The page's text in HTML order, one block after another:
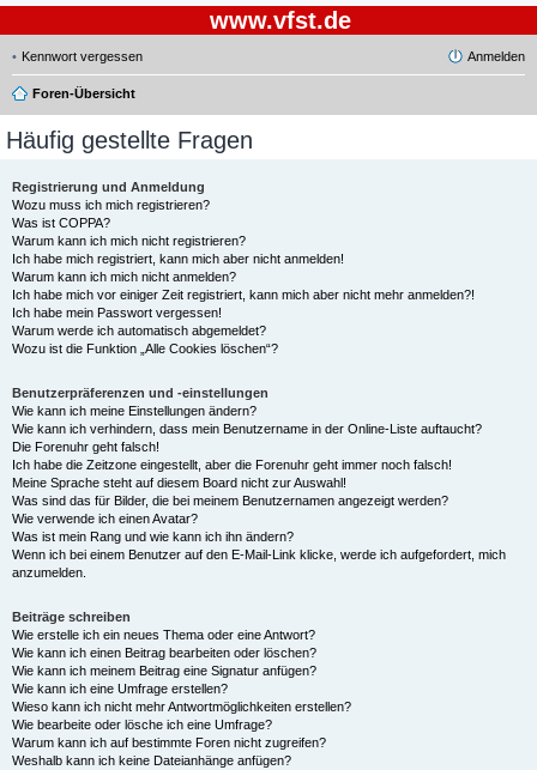
www.vfst.de
Kennwort vergessen Anmelden
Foren-Übersicht
Häufig gestellte Fragen
Registrierung und Anmeldung
Wozu muss ich mich registrieren?
Was ist COPPA?
Warum kann ich mich nicht registrieren?
Ich habe mich registriert, kann mich aber nicht anmelden!
Warum kann ich mich nicht anmelden?
Ich habe mich vor einiger Zeit registriert, kann mich aber nicht mehr anmelden?!
Ich habe mein Passwort vergessen!
Warum werde ich automatisch abgemeldet?
Wozu ist die Funktion „Alle Cookies löschen“?
Benutzerpräferenzen und -einstellungen
Wie kann ich meine Einstellungen ändern?
Wie kann ich verhindern, dass mein Benutzername in der Online-Liste auftaucht?
Die Forenuhr geht falsch!
Ich habe die Zeitzone eingestellt, aber die Forenuhr geht immer noch falsch!
Meine Sprache steht auf diesem Board nicht zur Auswahl!
Was sind das für Bilder, die bei meinem Benutzernamen angezeigt werden?
Wie verwende ich einen Avatar?
Was ist mein Rang und wie kann ich ihn ändern?
Wenn ich bei einem Benutzer auf den E-Mail-Link klicke, werde ich aufgefordert, mich
anzumelden.
Beiträge schreiben
Wie erstelle ich ein neues Thema oder eine Antwort?
Wie kann ich einen Beitrag bearbeiten oder löschen?
Wie kann ich meinem Beitrag eine Signatur anfügen?
Wie kann ich eine Umfrage erstellen?
Wieso kann ich nicht mehr Antwortmöglichkeiten erstellen?
Wie bearbeite oder lösche ich eine Umfrage?
Warum kann ich auf bestimmte Foren nicht zugreifen?
Weshalb kann ich keine Dateianhänge anfügen?